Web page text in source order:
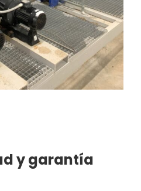
y garantía